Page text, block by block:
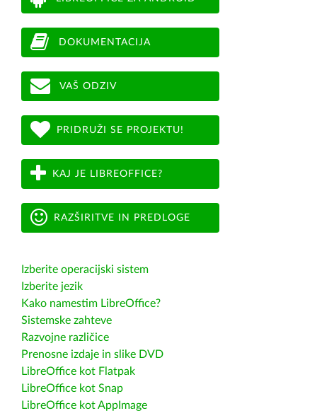
DOKUMENTACIJA
VAŠ ODZIV
PRIDRUŽI SE PROJEKTU!
KAJ JE LIBREOFFICE?
RAZŠIRITVE IN PREDLOGE
Izberite operacijski sistem
Izberite jezik
Kako namestim LibreOffice?
Sistemske zahteve
Razvojne različice
Prenosne izdaje in slike DVD
LibreOffice kot Flatpak
LibreOffice kot Snap
LibreOffice kot AppImage